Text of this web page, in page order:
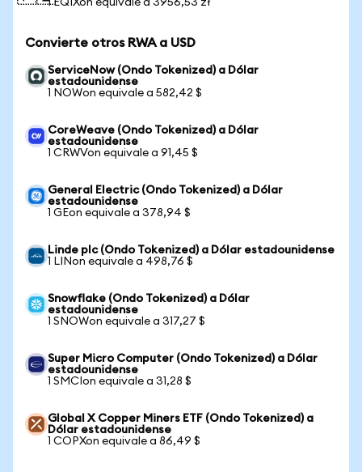
1 EQIXon equivale a 3956,53 zł
Convierte otros RWA a USD
ServiceNow (Ondo Tokenized) a Dólar
estadounidense
1 NOWon equivale a 582,42 $
CoreWeave (Ondo Tokenized) a Dólar
estadounidense
1 CRWVon equivale a 91,45 $
General Electric (Ondo Tokenized) a Dólar
estadounidense
1 GEon equivale a 378,94 $
Linde plc (Ondo Tokenized) a Dólar estadounidense
1 LINon equivale a 498,76 $
Snowflake (Ondo Tokenized) a Dólar
estadounidense
1 SNOWon equivale a 317,27 $
Super Micro Computer (Ondo Tokenized) a Dólar
estadounidense
1 SMCIon equivale a 31,28 $
Global X Copper Miners ETF (Ondo Tokenized) a
Dólar estadounidense
1 COPXon equivale a 86,49 $